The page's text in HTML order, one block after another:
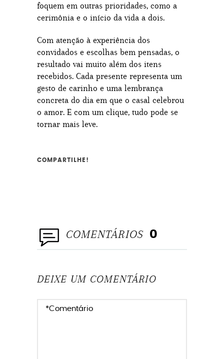
foquem em outras prioridades, como a
cerimônia e o início da vida a dois.
Com atenção à experiência dos
convidados e escolhas bem pensadas, o
resultado vai muito além dos itens
recebidos. Cada presente representa um
gesto de carinho e uma lembrança
concreta do dia em que o casal celebrou
o amor. E com um clique, tudo pode se
tornar mais leve.
COMPARTILHE!
COMENTÁRIOS 0
DEIXE UM COMENTÁRIO